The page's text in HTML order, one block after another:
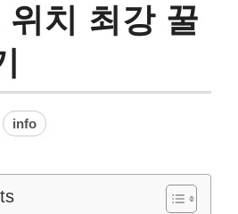
위치 최강 꿀
info